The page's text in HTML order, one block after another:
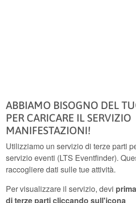
ABBIAMO BISOGNO DEL
PER CARICARE IL SERVIZIO
MANIFESTAZIONI!
Utilizziamo un servizio di terze parti
servizio eventi (LTS Eventfinder).
raccogliere dati sulle tue attività.
Per visualizzare il servizio, devi
di terze parti cliccando sull'icona